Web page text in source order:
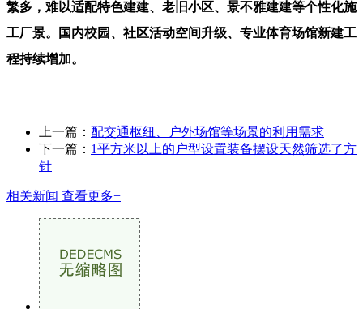
繁多，难以适配特色建建、老旧小区、景不雅建建等个性化施
工厂景。国内校园、社区活动空间升级、专业体育场馆新建工
程持续增加。
上一篇： 配交通枢纽、户外场馆等场景的利用需求
下一篇： 1平方米以上的户型设置装备摆设天然筛选了方
针
相关新闻 查看更多+